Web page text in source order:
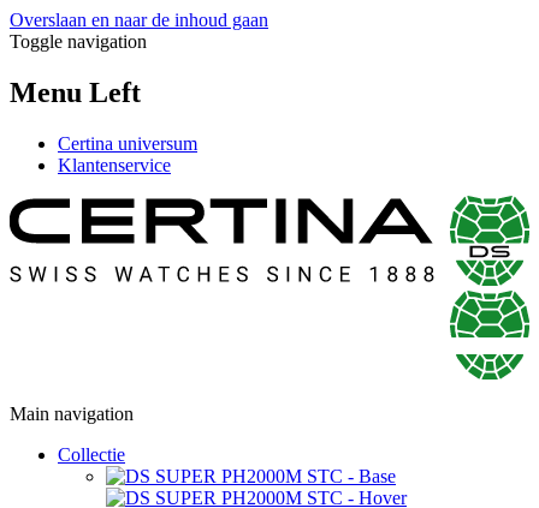
Overslaan en naar de inhoud gaan
Toggle navigation
Menu Left
Certina universum
Klantenservice
Main navigation
Collectie